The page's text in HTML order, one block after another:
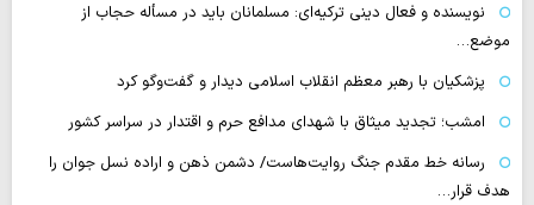
نویسنده و فعال دینی ترکیه‌ای: مسلمانان باید در مسأله حجاب از
موضع…
پزشکیان با رهبر معظم انقلاب اسلامی دیدار و گفت‌وگو کرد
امشب؛ تجدید میثاق با شهدای مدافع حرم و اقتدار در سراسر کشور
رسانه‌ خط مقدم جنگ روایت‌هاست/ دشمن ذهن و اراده نسل جوان را
هدف قرار…